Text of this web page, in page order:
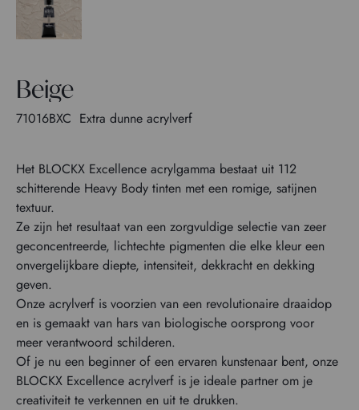
Beige
71016BXC Extra dunne acrylverf
Het BLOCKX Excellence acrylgamma bestaat uit 112
schitterende Heavy Body tinten met een romige, satijnen
textuur.
Ze zijn het resultaat van een zorgvuldige selectie van zeer
geconcentreerde, lichtechte pigmenten die elke kleur een
onvergelijkbare diepte, intensiteit, dekkracht en dekking
geven.
Onze acrylverf is voorzien van een revolutionaire draaidop
en is gemaakt van hars van biologische oorsprong voor
meer verantwoord schilderen.
Of je nu een beginner of een ervaren kunstenaar bent, onze
BLOCKX Excellence acrylverf is je ideale partner om je
creativiteit te verkennen en uit te drukken.